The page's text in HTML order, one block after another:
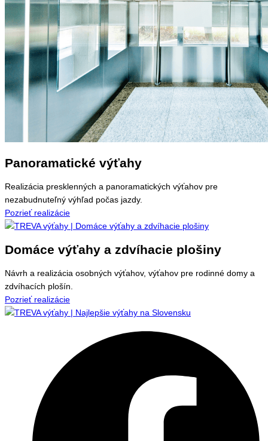
Panoramatické výťahy
Realizácia presklenných a panoramatických výťahov pre
nezabudnuteľný výhľad počas jazdy.
Pozrieť realizácie
Domáce výťahy a zdvíhacie plošiny
Návrh a realizácia osobných výťahov, výťahov pre rodinné domy a
zdvíhacích plošín.
Pozrieť realizácie